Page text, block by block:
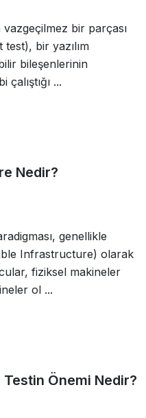
vazgeçilmez bir parçası
bir yazılım
bileşenlerinin
...
Nedir?
genellikle
Infrastructure) olarak
fiziksel makineler
ol ...
Önemi Nedir?